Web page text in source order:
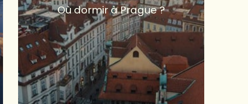
Où dormir à Prague ?